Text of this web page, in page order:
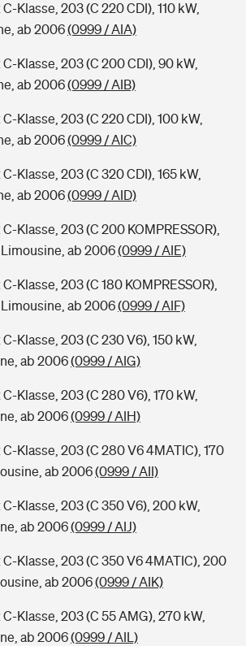
Klasse, 203 (C 220 CDI), 110 kW,
ab 2006(0999 / AIA)
Klasse, 203 (C 200 CDI), 90 kW,
ab 2006(0999 / AIB)
Klasse, 203 (C 220 CDI), 100 kW,
ab 2006(0999 / AIC)
Klasse, 203 (C 320 CDI), 165 kW,
ab 2006(0999 / AID)
Klasse, 203 (C 200 KOMPRESSOR),
ab 2006(0999 / AIE)
Klasse, 203 (C 180 KOMPRESSOR),
ab 2006(0999 / AIF)
Klasse, 203 (C 230 V6), 150 kW,
ab 2006(0999 / AIG)
Klasse, 203 (C 280 V6), 170 kW,
ab 2006(0999 / AIH)
Klasse, 203 (C 280 V6 4MATIC), 170
ab 2006(0999 / AII)
Klasse, 203 (C 350 V6), 200 kW,
ab 2006(0999 / AIJ)
Klasse, 203 (C 350 V6 4MATIC), 200
ab 2006(0999 / AIK)
Klasse, 203 (C 55 AMG), 270 kW,
ab 2006(0999 / AIL)